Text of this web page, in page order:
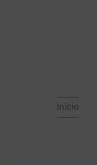
Início